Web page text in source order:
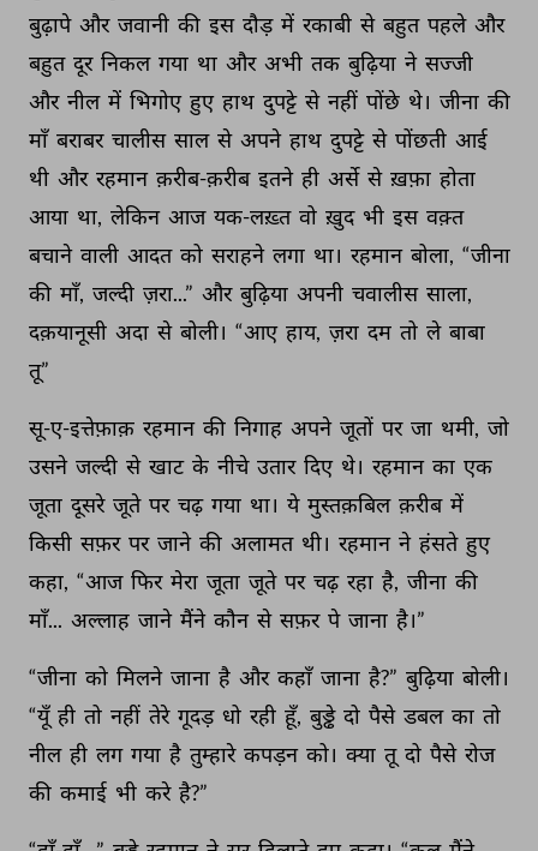
बुढ़ापे और जवानी की इस दौड़ में रकाबी से बहुत पहले और
बहुत दूर निकल गया था और अभी तक बुढ़िया ने सज्जी
और नील में भिगोए हुए हाथ दुपट्टे से नहीं पोंछे थे। जीना की
माँ बराबर चालीस साल से अपने हाथ दुपट्टे से पोंछती आई
थी और रहमान क़रीब-क़रीब इतने ही अर्से से ख़फ़ा होता
आया था, लेकिन आज यक-लख़्त वो ख़ुद भी इस वक़्त
बचाने वाली आदत को सराहने लगा था। रहमान बोला, “जीना
की माँ, जल्दी ज़रा...” और बुढ़िया अपनी चवालीस साला,
दक़यानूसी अदा से बोली। “आए हाय, ज़रा दम तो ले बाबा
तू”
सू-ए-इत्तेफ़ाक़ रहमान की निगाह अपने जूतों पर जा थमी, जो
उसने जल्दी से खाट के नीचे उतार दिए थे। रहमान का एक
जूता दूसरे जूते पर चढ़ गया था। ये मुस्तक़बिल क़रीब में
किसी सफ़र पर जाने की अलामत थी। रहमान ने हंसते हुए
कहा, “आज फिर मेरा जूता जूते पर चढ़ रहा है, जीना की
माँ... अल्लाह जाने मैंने कौन से सफ़र पे जाना है।”
“जीना को मिलने जाना है और कहाँ जाना है?” बुढ़िया बोली।
“यूँ ही तो नहीं तेरे गूदड़ धो रही हूँ, बुड्ढे दो पैसे डबल का तो
नील ही लग गया है तुम्हारे कपड़न को। क्या तू दो पैसे रोज
की कमाई भी करे है?”